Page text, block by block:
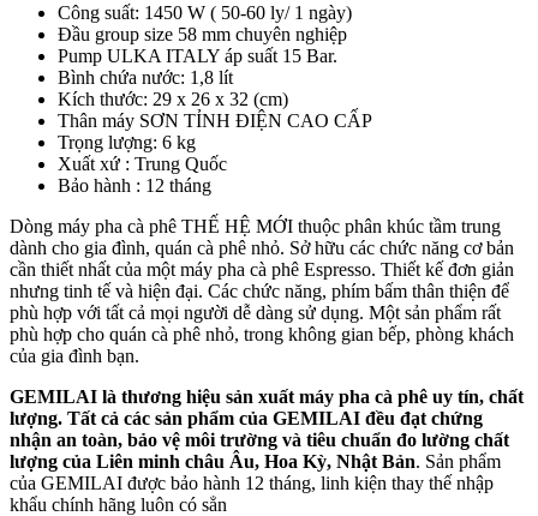
Công suất: 1450 W ( 50-60 ly/ 1 ngày)
Đầu group size 58 mm chuyên nghiệp
Pump ULKA ITALY áp suất 15 Bar.
Bình chứa nước: 1,8 lít
Kích thước: 29 x 26 x 32 (cm)
Thân máy SƠN TỈNH ĐIỆN CAO CẤP
Trọng lượng: 6 kg
Xuất xứ : Trung Quốc
Bảo hành : 12 tháng
Dòng máy pha cà phê THẾ HỆ MỚI thuộc phân khúc tầm trung
dành cho gia đình, quán cà phê nhỏ. Sở hữu các chức năng cơ bản
cần thiết nhất của một máy pha cà phê Espresso. Thiết kế đơn giản
nhưng tinh tế và hiện đại. Các chức năng, phím bấm thân thiện để
phù hợp với tất cả mọi người dễ dàng sử dụng. Một sản phẩm rất
phù hợp cho quán cà phê nhỏ, trong không gian bếp, phòng khách
của gia đình bạn.
GEMILAI là thương hiệu sản xuất máy pha cà phê uy tín, chất
lượng. Tất cả các sản phẩm của GEMILAI đều đạt chứng
nhận an toàn, bảo vệ môi trường và tiêu chuẩn đo lường chất
lượng của Liên minh châu Âu, Hoa Kỳ, Nhật Bản. Sản phẩm
của GEMILAI được bảo hành 12 tháng, linh kiện thay thế nhập
khẩu chính hãng luôn có sẳn